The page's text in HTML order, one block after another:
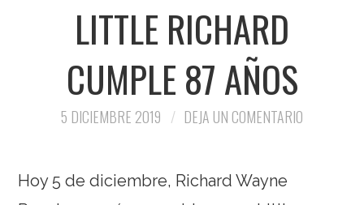
LITTLE RICHARD
CUMPLE 87 AÑOS
5 DICIEMBRE 2019 DEJA UN COMENTARIO
Hoy 5 de diciembre, Richard Wayne